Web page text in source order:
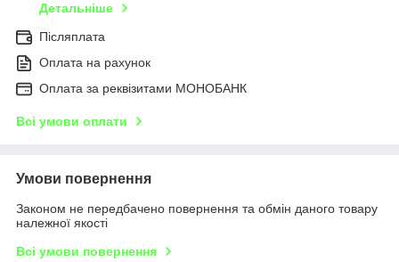
Детальніше
Післяплата
Оплата на рахунок
Оплата за реквізитами МОНОБАНК
Всі умови оплати
Умови повернення
Законом не передбачено повернення та обмін даного товару
належної якості
Всі умови повернення